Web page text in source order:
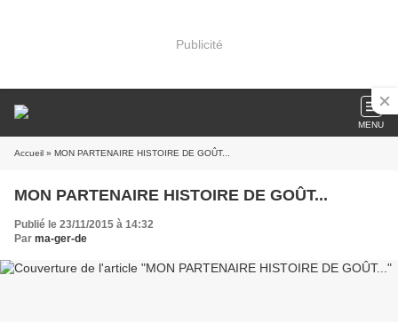
Publicité
MENU
Accueil » MON PARTENAIRE HISTOIRE DE GOÛT...
MON PARTENAIRE HISTOIRE DE GOÛT...
Publié le 23/11/2015 à 14:32
Par ma-ger-de